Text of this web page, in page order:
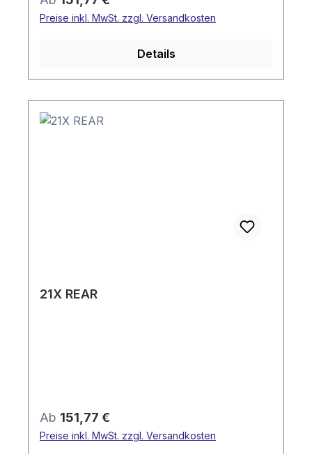
Preise inkl. MwSt. zzgl. Versandkosten
Details
21X REAR
Regulärer Preis:
Ab 151,77 €
Preise inkl. MwSt. zzgl. Versandkosten